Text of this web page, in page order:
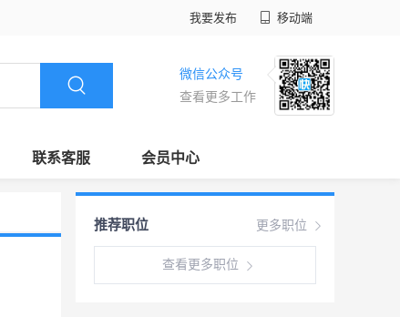
我要发布 移动端
微信公众号
查看更多工作
联系客服 会员中心
更多职位
推荐职位
查看更多职位